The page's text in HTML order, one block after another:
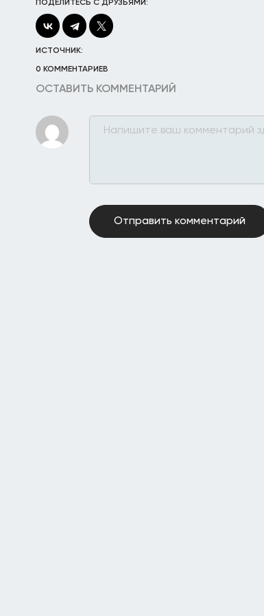
ПОДЕЛИТЕСЬ С ДРУЗЬЯМИ:
ИСТОЧНИК:
0 КОММЕНТАРИЕВ
ОСТАВИТЬ КОММЕНТАРИЙ